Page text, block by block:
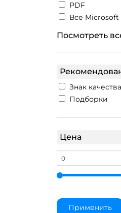
PDF
Все
Посмотреть
Знак качества
Подборки
Цена
Применить